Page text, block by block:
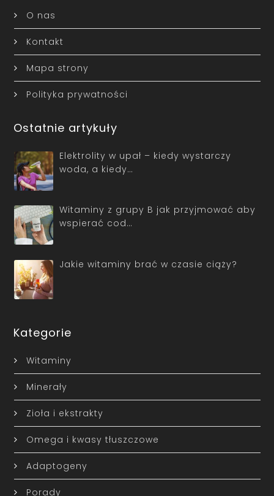
O nas
Kontakt
Mapa strony
Polityka prywatności
Ostatnie artykuły
Elektrolity w upał – kiedy wystarczy
woda, a kiedy…
Witaminy z grupy B jak przyjmować aby
wspierać cod…
Jakie witaminy brać w czasie ciąży?
Kategorie
Witaminy
Minerały
Zioła i ekstrakty
Omega i kwasy tłuszczowe
Adaptogeny
Porady